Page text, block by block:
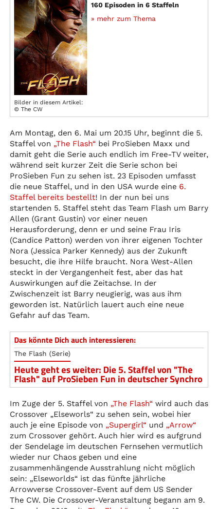
Bilder in diesem Artikel:
© The CW
160 Episoden in 6 Staffeln
» mehr zum Thema
Am Montag, den 6. Mai um 20.15 Uhr, beginnt die 5.
Staffel von „The Flash“ bei ProSieben Maxx und
damit geht die Serie auch endlich im Free-TV weiter,
während seit kurzer Zeit die Serie schon bei
ProSieben Fun zu sehen ist. 23 Episoden umfasst
die neue Staffel, und in den USA wurde eine 6.
Staffel bereits bestellt! In der nun bei uns
startenden 5. Staffel steht das Team Flash um Barry
Allen (Grant Gustin) vor einer neuen
Herausforderung, denn er und seine Frau Iris
(Candice Patton) werden von ihrer eigenen Tochter
Nora (Jessica Parker Kennedy) aus der Zukunft
besucht, die ihre Hilfe braucht. Nora West-Allen
steckt in der Vergangenheit fest, aber das hat
Auswirkungen auf die Zeitachse. In der
Zwischenzeit ist Barry neugierig, was aus ihm
geworden ist. Natürlich lauert auch eine neue
Gefahr auf das Team.
Das könnte Dich auch interessieren:
The Flash (Serie)
Heute geht es weiter: Die 5. Staffel von "The
Flash" auf ProSieben Fun in deutscher Synchro
Im Zuge der 5. Staffel von „The Flash“ wird auch das
Crossover „Elseworls“ zu sehen sein, wobei hier
auch je eine Episode von „Supergirl“ und „Arrow“
zum Crossover gehört. Auch hier wird es aufgrund
der Sendelage im deutschen Fernsehen vermutlich
wieder nur Chaos geben und eine
zusammenhängende Ausstrahlung nicht möglich
sein: „Elseworlds“ ist das fünfte jährliche
Arrowverse Crossover-Event auf dem US Sender
The CW. Die Crossover-Veranstaltung begann am 9.